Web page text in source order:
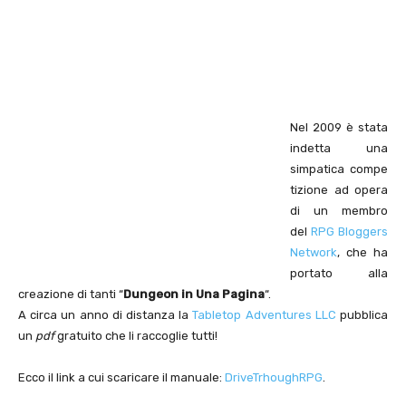
Nel 2009 è stata
indetta una
simpatica compe
tizione ad opera
di un membro
del RPG Bloggers
Network, che ha
portato alla
creazione di tanti “Dungeon in Una Pagina“.
A circa un anno di distanza laTabletop Adventures LLC pubblica
un pdfgratuito che li raccoglie tutti!
Ecco il link a cui scaricare il manuale: DriveTrhoughRPG.